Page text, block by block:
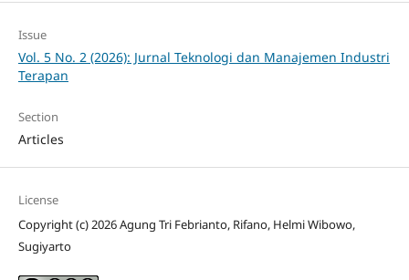
Issue
Vol. 5 No. 2 (2026): Jurnal Teknologi dan Manajemen Industri
Terapan
Section
Articles
License
Copyright (c) 2026 Agung Tri Febrianto, Rifano, Helmi Wibowo,
Sugiyarto